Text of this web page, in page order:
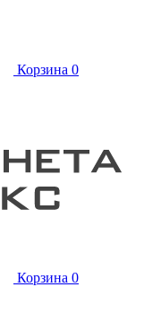
Корзина 0
Корзина 0